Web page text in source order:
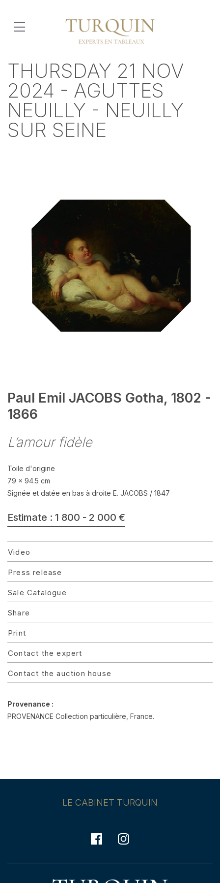
THURSDAY 21 NOV
2024 - AGUTTES
NEUILLY - NEUILLY
SUR SEINE
Paul Emil JACOBS Gotha, 1802 -
1866
L’amour fidèle
Toile d'origine
79 x 94.5 cm
Signée et datée en bas à droite E. JACOBS / 1847
Estimate : 1 800 - 2 000 €
Video
Press release
Sale Catalogue
Share
Print
Contact the expert
Contact the auction house
Provenance :
PROVENANCE Collection particulière, France.
LE CABINET TURQUIN